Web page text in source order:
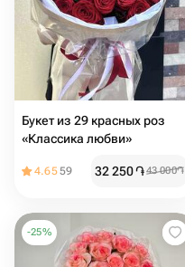
Букет из 29 красных роз
«Классика любви»
4.6559 32 250֏43 000֏
-25%